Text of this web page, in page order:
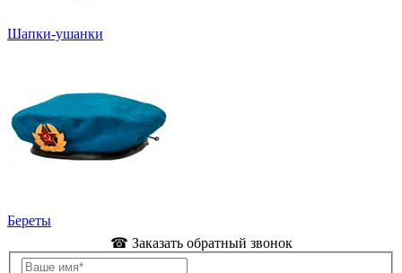
Шапки-ушанки
Береты
☎ Заказать обратный звонок